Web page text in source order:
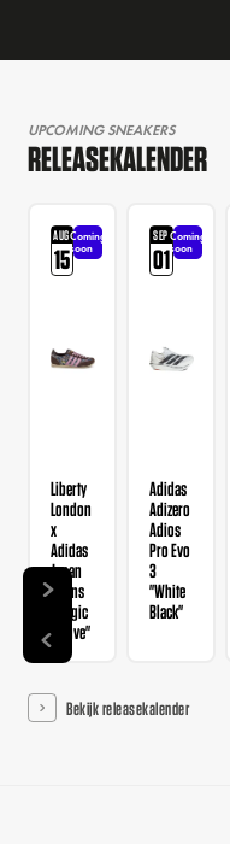
UPCOMING SNEAKERS
RELEASEKALENDER
AUG
15
Coming
soon
Liberty
London
x
Adidas
Japan
Wmns
"Magic
Mauve"
SEP
01
Coming
soon
Adidas
Adizero
Adios
Pro Evo
3
"White
Black"
Bekijk releasekalender